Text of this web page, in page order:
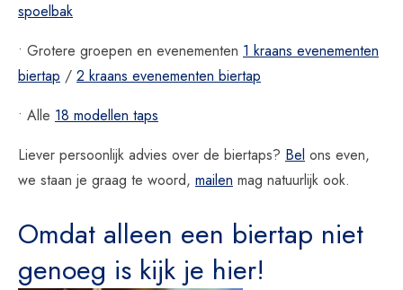
spoelbak
• Grotere groepen en evenementen 1 kraans evenementen
biertap / 2 kraans evenementen biertap
• Alle 18 modellen taps
Liever persoonlijk advies over de biertaps? Bel ons even,
we staan je graag te woord, mailen mag natuurlijk ook.
Omdat alleen een biertap niet
genoeg is kijk je hier!